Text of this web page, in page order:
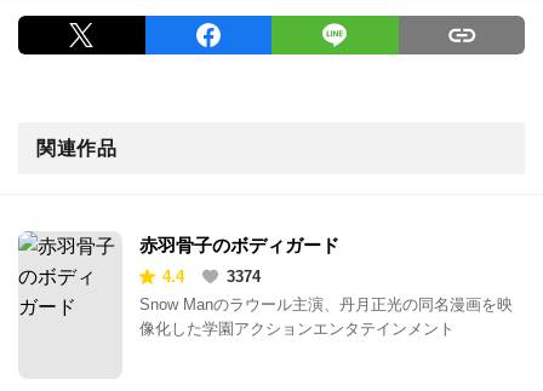
関連作品
赤羽骨子のボディガード
4.4
3374
Snow Manのラウール主演、丹月正光の同名漫画を映
像化した学園アクションエンタテインメント